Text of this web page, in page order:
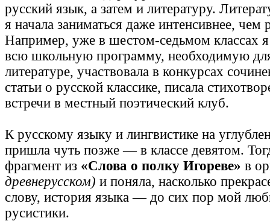
русский язык, а затем и литературу.
я начала заниматься даже интенсивнее, чем
Например, уже в шестом-седьмом классах
всю школьную программу, необходимую
литературе, участвовала в конкурсах
статьи о русской классике, писала
встречи в местный поэтический клуб.
К русскому языку и лингвистике на
пришла чуть позже — в классе девятом.
фрагмент из «Слова о полку Игореве» в
древнерусском) и поняла, насколько
слову, история языка — до сих пор мой
русистики.